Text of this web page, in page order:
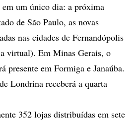
um único dia: a próxima
de São Paulo, as novas
nas cidades de Fernandópolis
virtual). Em Minas Gerais, o
presente em Formiga e Janaúba.
Londrina receberá a quarta
352 lojas distribuídas em sete